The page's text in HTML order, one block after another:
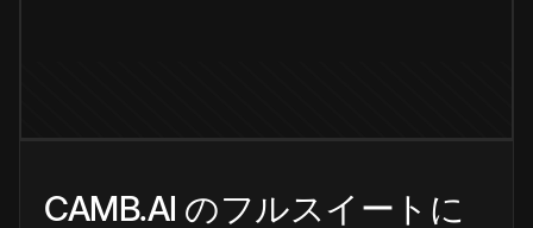
CAMB.AI のフルスイートに